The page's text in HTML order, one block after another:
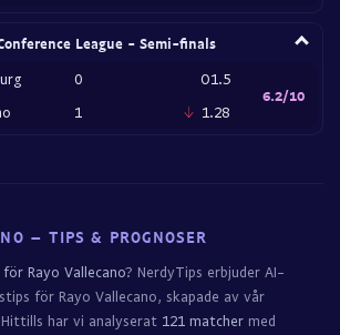
League - Semi-finals
0
1
O1.5
1.28
6.2/10
– TIPS & PROGNOSER
Rayo Vallecano? NerdyTips erbjuder AI-
för Rayo Vallecano, skapade av vår
har vi analyserat 121 matcher med